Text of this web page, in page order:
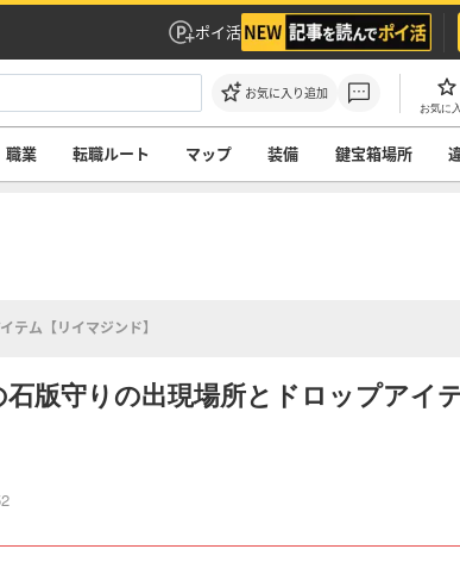
ポイ活
お気に入り追加
お気に
職業 転職ルート マップ 装備 鍵宝箱場所
テム【リイマジンド】
石版守りの出現場所とドロップアイ